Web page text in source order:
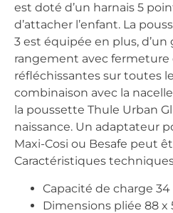
est doté d’un harnais 5
d’attacher l’enfant. La
3 est équipée en plus, d’un
rangement avec fermeture
réfléchissantes sur toutes
combinaison avec la
la poussette Thule Urban
naissance. Un adaptateur
Maxi-Cosi ou Besafe peut
Caractéristiques
Capacité de charge 34
Dimensions pliée 88 x